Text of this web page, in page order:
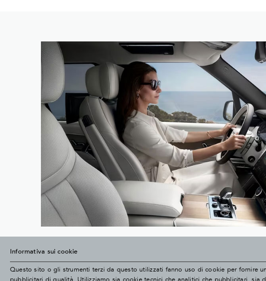
Informativa sui cookie
Questo sito o gli strumenti terzi da questo utilizzati fanno uso di cookie per fornire
pubblicitari di qualità. Utilizziamo sia cookie tecnici che analitici che pubblicitari,